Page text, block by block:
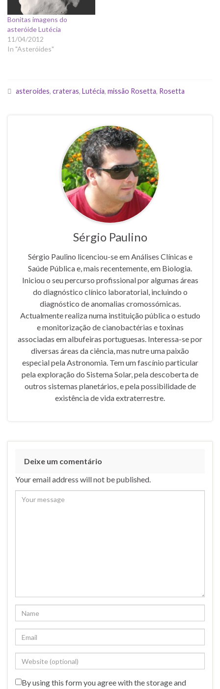
Bonitas imagens do
asteróide Lutécia
11/04/2012
In "Asteróides"
asteroides, crateras, Lutécia, missão Rosetta, Rosetta
Sérgio Paulino
Sérgio Paulino licenciou-se em Análises Clínicas e
Saúde Pública e, mais recentemente, em Biologia.
Iniciou o seu percurso profissional por algumas áreas
do diagnóstico clínico laboratorial, incluindo o
diagnóstico de anomalias cromossómicas.
Actualmente realiza numa instituição pública o estudo
e monitorização de cianobactérias e toxinas
associadas em albufeiras portuguesas. Interessa-se por
diversas áreas da ciência, mas nutre uma paixão
especial pela Astronomia. Tem um fascínio particular
pela exploração do Sistema Solar, pela descoberta de
outros sistemas planetários, e pela possibilidade de
existência de vida extraterrestre.
Deixe um comentário
Your email address will not be published.
By using this form you agree with the storage and